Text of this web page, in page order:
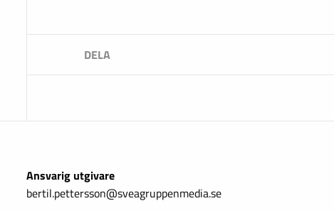
Ansvarig utgivare
bertil.pettersson@sveagruppenmedia.se